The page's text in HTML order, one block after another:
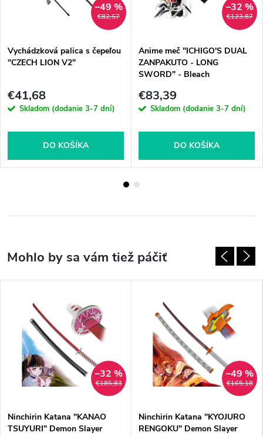
€82,57
–49 %
Vychádzková palica s čepeľou
"CZECH LION V2"
€41,68
Skladom (dodanie 3-7 dní)
DO KOŠÍKA
€123,87
–32 %
Anime meč "ICHIGO'S DUAL
ZANPAKUTO - LONG
SWORD" - Bleach
€83,39
Skladom (dodanie 3-7 dní)
DO KOŠÍKA
€185,83
–32 %
Ninchirin Katana "KANAO
TSUYURI" Demon Slayer
€165,18
–49 %
Ninchirin Katana "KYOJURO
RENGOKU" Demon Slayer